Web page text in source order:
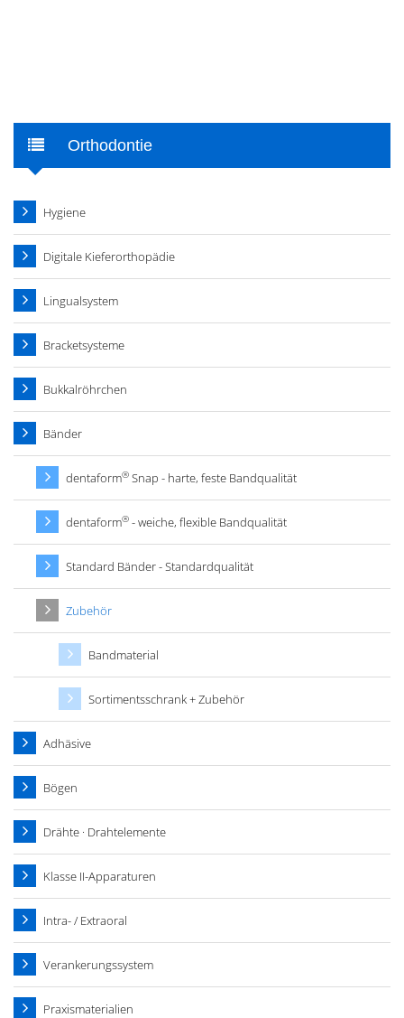
Orthodontie
Hygiene
Digitale Kieferorthopädie
Lingualsystem
Bracketsysteme
Bukkalröhrchen
Bänder
dentaform® Snap - harte, feste Bandqualität
dentaform® - weiche, flexible Bandqualität
Standard Bänder - Standardqualität
Zubehör
Bandmaterial
Sortimentsschrank + Zubehör
Adhäsive
Bögen
Drähte · Drahtelemente
Klasse II-Apparaturen
Intra- / Extraoral
Verankerungssystem
Praxismaterialien